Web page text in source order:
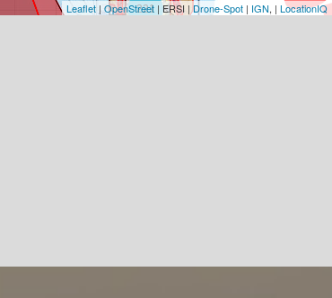
221
Leaflet | OpenStreet | ERSI | Drone-Spot | IGN, | LocationIQ